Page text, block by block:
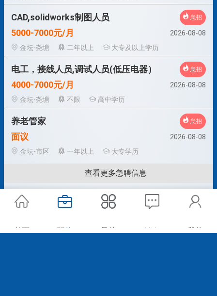
CAD,solidworks制图人员 急招
5000-7000元/月
2026-08-08
金坛-尧塘
二年以上 大专及以上学历
电工，接线人员,调试人员(低压电器） 急招
4000-7000元/月
2026-08-08
金坛-尧塘
不限 高中学历
养老管家 急招
面议
2026-08-08
金坛-市区
一年以上 大专学历
查看更多急聘信息
首页 职位 导航 消息 我的